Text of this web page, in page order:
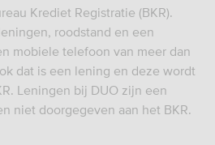
Krediet Registratie (BKR).
roodstand en een
mobiele telefoon van meer dan
dat is een lening en deze wordt
Leningen bij DUO zijn een
niet doorgegeven aan het BKR.